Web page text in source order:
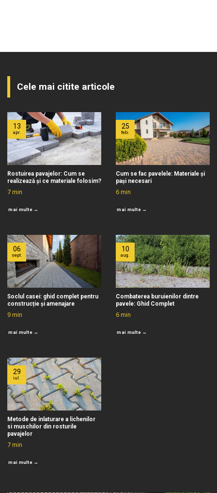
Cele mai citite articole
Rostuirea pavajelor: Cum se
realizează și ce materiale folosim?
7min
mai multe →
13
apr.
Cum se fac pavelele: Materiale și
pași necesari
6min
mai multe →
25
feb.
Soclul casei: ghid complet pentru
construcție și amenajare
9min
mai multe →
06
sept.
Combaterea buruienilor dintre
pavele: Ghid Complet
6min
mai multe →
10
aug.
Metode de inlaturare a lichenilor
si muschilor din rosturile
pavajelor
7min
mai multe →
29
iul.